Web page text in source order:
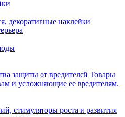
декоративные наклейки
защиты от вредителей Товары
и усложняющие ее вредителям.
стимуляторы роста и развития